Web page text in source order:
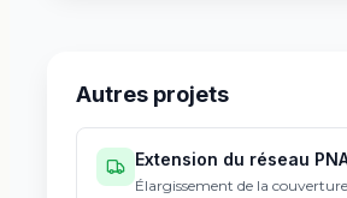
Autres projets
Extension du réseau
Élargissement de la